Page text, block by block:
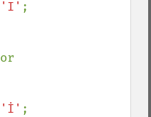
'I' ;
'İ' ;